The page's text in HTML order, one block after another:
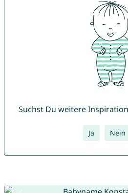
Suchst Du weitere
Ja Nein